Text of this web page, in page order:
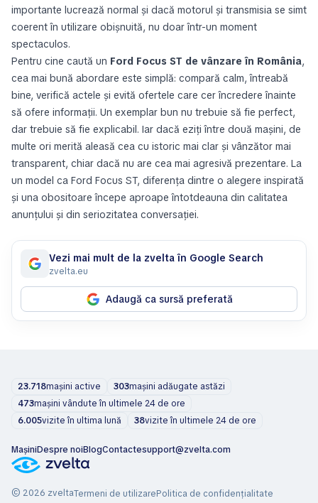
importante lucrează normal și dacă motorul și transmisia se simt
coerent în utilizare obișnuită, nu doar într-un moment
spectaculos.
Pentru cine caută un Ford Focus ST de vânzare în România,
cea mai bună abordare este simplă: compară calm, întreabă
bine, verifică actele și evită ofertele care cer încredere înainte
să ofere informații. Un exemplar bun nu trebuie să fie perfect,
dar trebuie să fie explicabil. Iar dacă eziți între două mașini, de
multe ori merită aleasă cea cu istoric mai clar și vânzător mai
transparent, chiar dacă nu are cea mai agresivă prezentare. La
un model ca Ford Focus ST, diferența dintre o alegere inspirată
și una obositoare începe aproape întotdeauna din calitatea
anunțului și din seriozitatea conversației.
Vezi mai mult de la zvelta în Google Search
zvelta.eu
Adaugă ca sursă preferată
23.718mașini active 303mașini adăugate astăzi
473mașini vândute în ultimele 24 de ore
6.005vizite în ultima lună 38vizite în ultimele 24 de ore
MașiniDespre noiBlogContactesupport@zvelta.com
© 2026 zveltaTermeni de utilizarePolitica de confidențialitate